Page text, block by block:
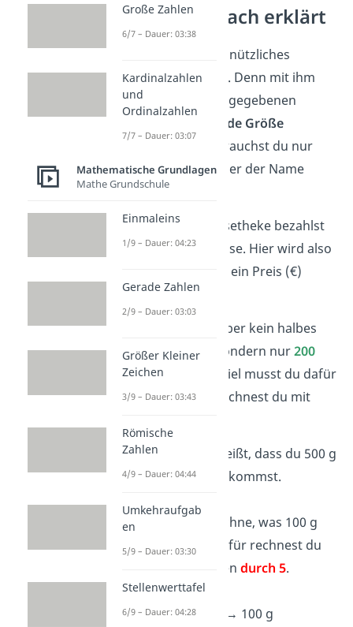
Dreisatz einfach erklärt
ist ein nützliches
Verfahrenin Mathe. Denn mit ihm
kannst du aus zwei gegebenen
fehlende Größe
berechnen
. Dazu brauchst du nur
drei Schritte— daher der Name
„Dreisatz“.
Beispiel:An der Käsetheke bezahlst
du 17 € für 500 g Käse. Hier wird also
einer Menge (kg/g) ein Preis (€)
zugeordnet.
Nun möchtest du aber kein halbes
Kilo Käse kaufen, sondern nur200
Gramm. Doch wie viel musst du dafür
bezahlen? Das berechnest du mit
1. Schritt:
Du weißt, dass du 500 g
Käse für 17 € bekommst.
2. Schritt : Berechne, was 100 g
Käse kosten. Dafür rechnest du
auf beiden Seiten durch 5.
500 g: 5= 100 g
17 €:5= 3,40 € → 100 g
Große Zahlen
6/7 – Dauer: 03:38
Kardinalzahlen
und
Ordinalzahlen
7/7 – Dauer: 03:07
Mathematische Grundlagen
Mathe Grundschule
Einmaleins
1/9 – Dauer: 04:23
Gerade Zahlen
2/9 – Dauer: 03:03
Größer Kleiner
Zeichen
3/9 – Dauer: 03:43
Römische
Zahlen
4/9 – Dauer: 04:44
Umkehraufgab
en
5/9 – Dauer: 03:30
Stellenwerttafel
6/9 – Dauer: 04:28